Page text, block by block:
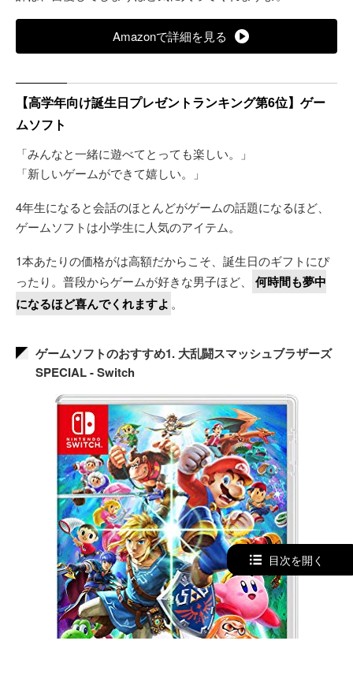
Amazonで詳細を見る
【高学年向け誕生日プレゼントランキング第6位】ゲー
ムソフト
「みんなと一緒に遊べてとっても楽しい。」
「新しいゲームができて嬉しい。」
4年生になると会話のほとんどがゲームの話題になるほど、
ゲームソフトは小学生に人気のアイテム。
1本あたりの価格がは高額だからこそ、誕生日のギフトにぴ
ったり。普段からゲームが好きな男子ほど、
何時間も夢中
になるほど喜んでくれますよ 。
ゲームソフトのおすすめ1. 大乱闘スマッシュブラザーズ
SPECIAL - Switch
目次を開く